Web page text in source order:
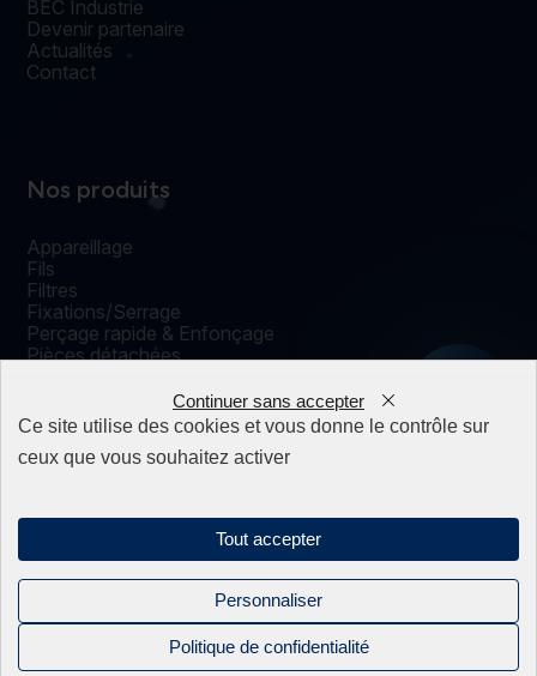
BEC Industrie
Devenir partenaire
Actualités
Contact
Nos produits
Appareillage
Fils
Filtres
Fixations/Serrage
Perçage rapide & Enfonçage
Pièces détachées
2026 BEC industrie. Tous droits réservés
Politique de confidentialité
Instagram
Ce site utilise des cookies et vous donne le contrôle sur
ceux que vous souhaitez activer
Tout accepter
Continuer sans accepter
Personnaliser
Politique de confidentialité